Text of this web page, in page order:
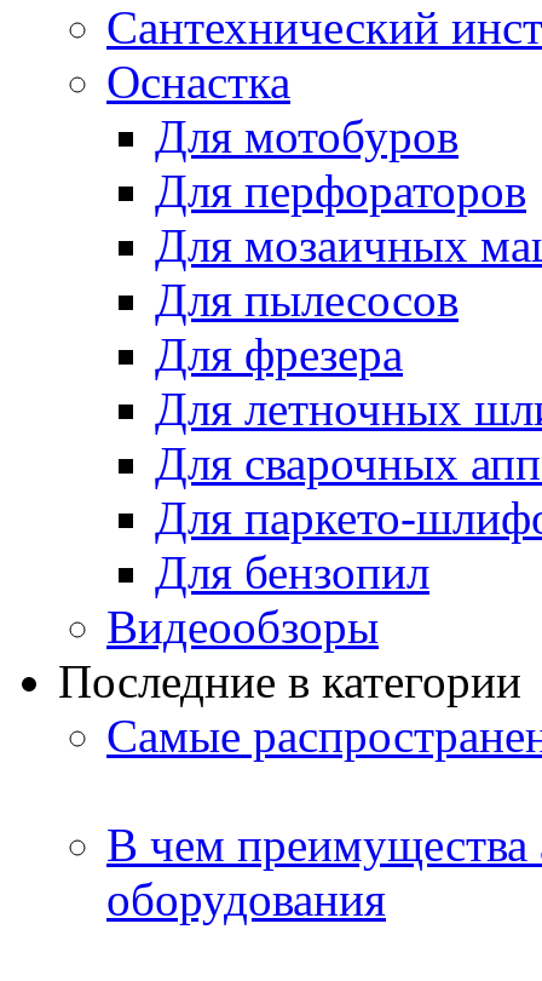
Сантехнический
Оснастка
Для мотобуров
Для перфораторов
Для мозаичных
Для пылесосов
Для фрезера
Для летночных
Для сварочных
Для паркето-
Для бензопил
Видеообзоры
Последние в категории
Самые
В чем преимущества
оборудования